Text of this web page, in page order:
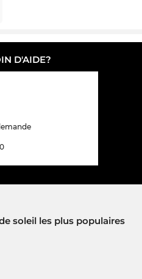
D'AIDE?
soleil les plus populaires